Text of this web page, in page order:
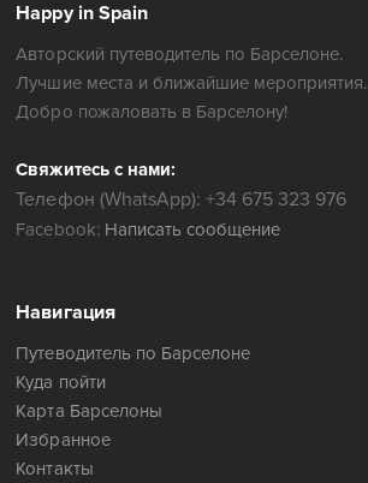
Happy in Spain
Авторский путеводитель по Барселоне.
Лучшие места и ближайшие мероприятия.
Добро пожаловать в Барселону!
Свяжитесь с нами:
Телефон (WhatsApp): +34 675 323 976
Facebook: Написать сообщение
Навигация
Путеводитель по Барселоне
Куда пойти
Карта Барселоны
Избранное
Контакты